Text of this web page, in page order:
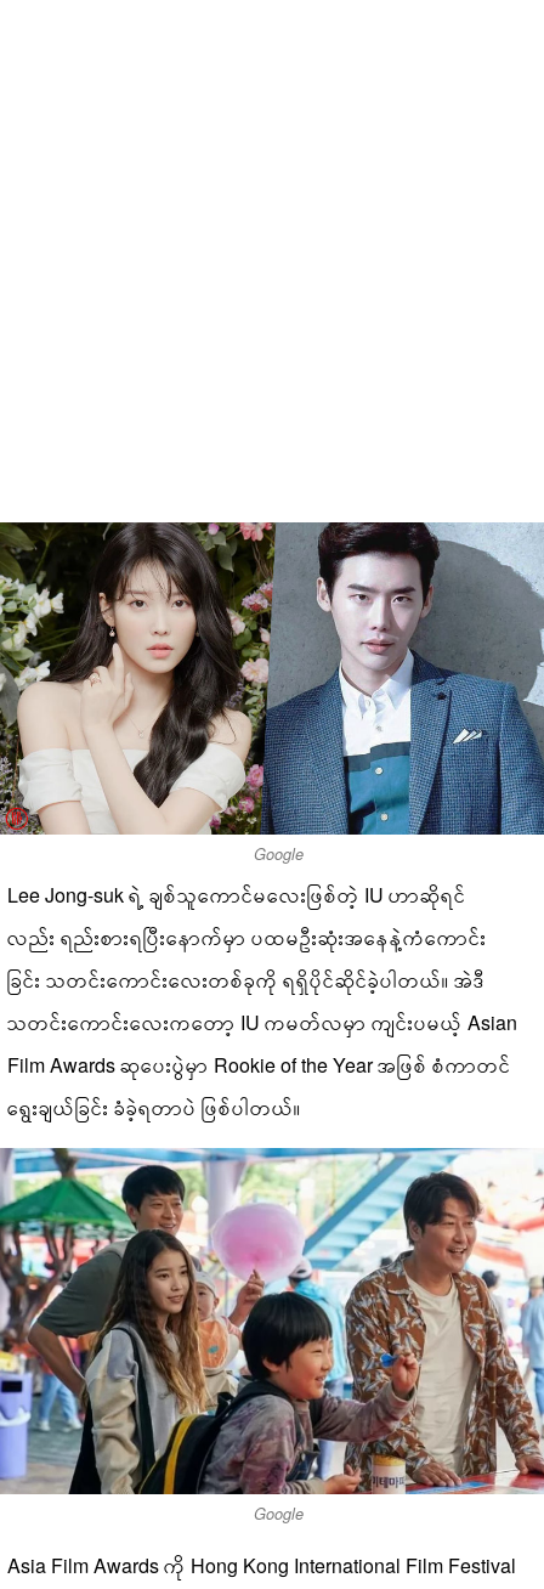
Google
Lee Jong-suk ရဲ့ ချစ်သူကောင်မလေးဖြစ်တဲ့ IU ဟာဆိုရင်
လည်း ရည်းစားရပြီးနောက်မှာ ပထမဦးဆုံးအနေနဲ့ကံကောင်း
ခြင်း သတင်းကောင်းလေးတစ်ခုကို ရရှိပိုင်ဆိုင်ခဲ့ပါတယ်။ အဲဒီ
သတင်းကောင်းလေးကတော့ IU ကမတ်လမှာ ကျင်းပမယ့် Asian
Film Awards ဆုပေးပွဲမှာ Rookie of the Year အဖြစ် စံကာတင်
ရွေးချယ်ခြင်း ခံခဲ့ရတာပဲ ဖြစ်ပါတယ်။
Google
Asia Film Awards ကို Hong Kong International Film Festival